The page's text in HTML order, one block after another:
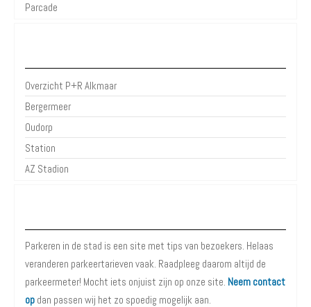
Parcade
Overzicht P+R Alkmaar
Bergermeer
Oudorp
Station
AZ Stadion
Parkeren in de stad is een site met tips van bezoekers. Helaas
veranderen parkeertarieven vaak. Raadpleeg daarom altijd de
parkeermeter! Mocht iets onjuist zijn op onze site. Neem contact
op dan passen wij het zo spoedig mogelijk aan.